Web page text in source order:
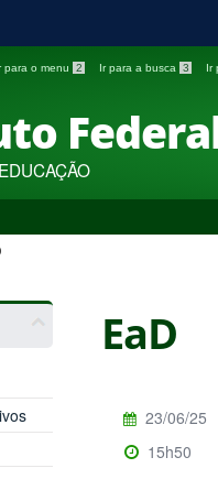
para o menu 2 Ir para a busca 3 Ir
EaD
23/06/25
15h50